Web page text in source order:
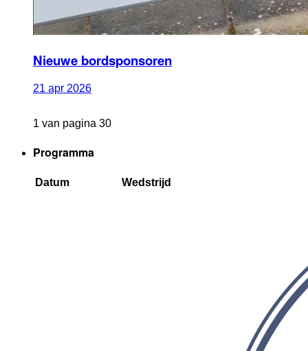
Nieuwe bordsponsoren
21 apr 2026
1 van pagina 30
Programma
Datum Wedstrijd